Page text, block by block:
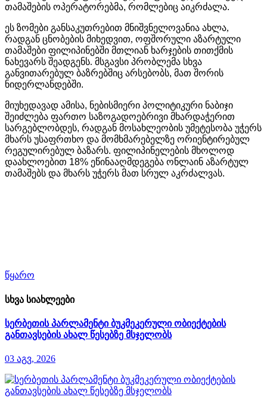
თამაშების ოპერატორებმა, რომლებიც აიკრძალა.
ეს ზომები განსაკუთრებით მნიშვნელოვანია ახლა,
რადგან ცნობების მიხედვით, ოფშორული აზარტული
თამაშები ფილიპინებში მთლიან ხარჯების თითქმის
ნახევარს შეადგენს. მსგავსი პრობლემა სხვა
განვითარებულ ბაზრებშიც არსებობს, მათ შორის
ნიდერლანდებში.
მიუხედავად ამისა, ნებისმიერი პოლიტიკური ნაბიჯი
შეიძლება ფართო საზოგადოებრივი მხარდაჭერით
სარგებლობდეს, რადგან მოსახლეობის უმეტესობა უჭერს
მხარს უსაფრთხო და მომხმარებელზე ორიენტირებულ
რეგულირებულ ბაზარს. ფილიპინელების მხოლოდ
დაახლოებით 18% ეწინააღმდეგება ონლაინ აზარტულ
თამაშებს და მხარს უჭერს მათ სრულ აკრძალვას.
წყარო
სხვა სიახლეები
სერბეთის პარლამენტი ბუკმეკერული ობიექტების
განთავსების ახალ წესებზე მსჯელობს
03 აგვ, 2026